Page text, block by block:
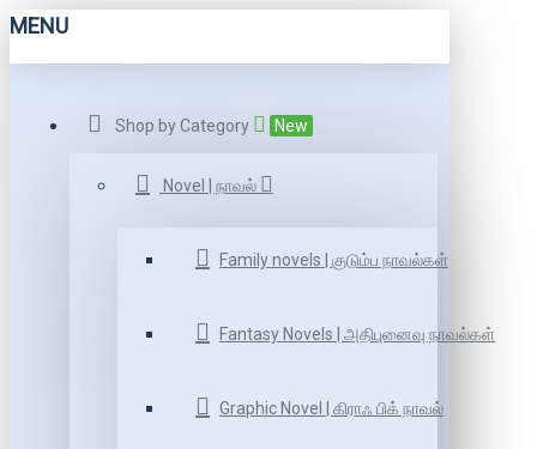
MENU
Shop by Category New
Novel | நாவல்
Family novels | குடும்ப நாவல்கள்
Fantasy Novels | அதிபுனைவு நாவல்கள்
Graphic Novel | கிராஃ பிக் நாவல்